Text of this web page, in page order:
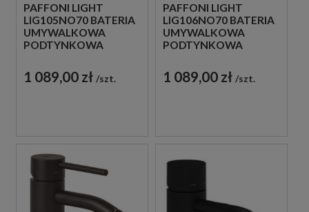
PAFFONI LIGHT
LIG105NO70 BATERIA
UMYWALKOWA
PODTYNKOWA
CZARNA
1 089,00 zł szt.
PAFFONI LIGHT
LIG106NO70 BATERIA
UMYWALKOWA
PODTYNKOWA
CZARNA
1 089,00 zł szt.